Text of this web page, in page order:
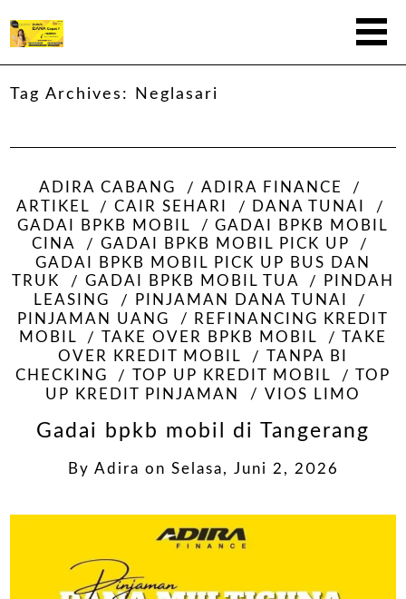
Tag Archives: Neglasari
ADIRA CABANG
ADIRA FINANCE
ARTIKEL
CAIR SEHARI
DANA TUNAI
GADAI BPKB MOBIL
GADAI BPKB MOBIL
CINA
GADAI BPKB MOBIL PICK UP
GADAI BPKB MOBIL PICK UP BUS DAN
TRUK
GADAI BPKB MOBIL TUA
PINDAH
LEASING
PINJAMAN DANA TUNAI
PINJAMAN UANG
REFINANCING KREDIT
MOBIL
TAKE OVER BPKB MOBIL
TAKE
OVER KREDIT MOBIL
TANPA BI
CHECKING
TOP UP KREDIT MOBIL
TOP
UP KREDIT PINJAMAN
VIOS LIMO
Gadai bpkb mobil di Tangerang
By Adira on Selasa, Juni 2, 2026